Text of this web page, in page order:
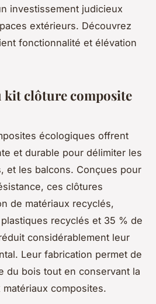
investissement judicieux
extérieurs. Découvrez
fonctionnalité et élévation
clôture composite
écologiques offrent
et durable pour délimiter les
et les balcons. Conçues pour
ces clôtures
de matériaux recyclés,
recyclés et 35 % de
considérablement leur
Leur fabrication permet de
du bois tout en conservant la
composites.